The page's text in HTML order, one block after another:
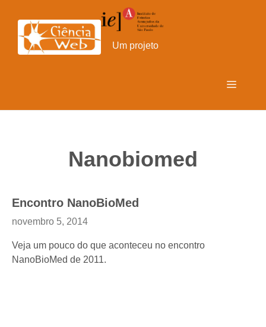
para
conteúdo
Um projeto
Menu
Nanobiomed
Encontro NanoBioMed
novembro 5, 2014
Veja um pouco do que aconteceu no encontro
NanoBioMed de 2011.